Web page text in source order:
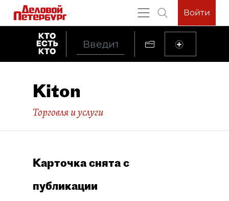
Войти
Kiton
Торговля и услуги
Карточка снята с
публикации